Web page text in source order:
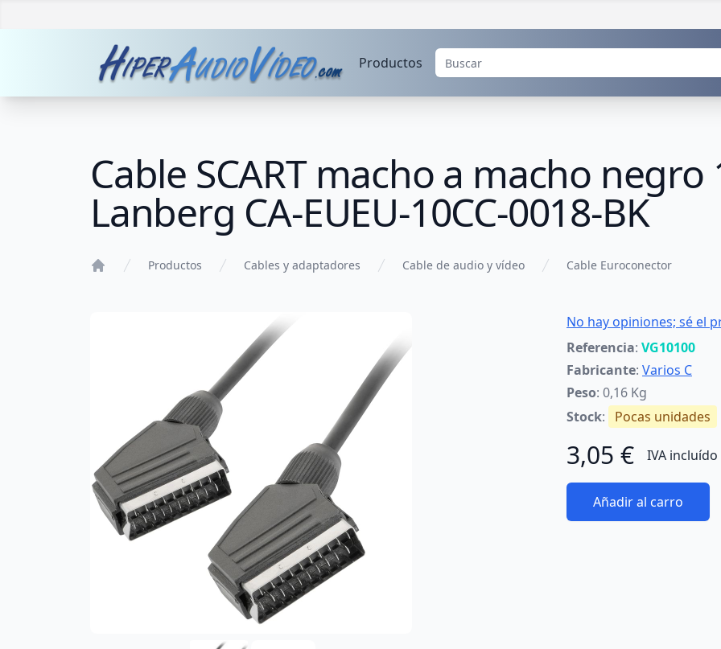
Productos
Cable SCART macho a macho
Lanberg CA-EUEU-10CC-0018-BK
Productos Cables y adaptadores Cable de audio y vídeo Cable Euroconector
No hay opiniones; sé el
Referencia: VG10100
Fabricante: Varios C
Peso: 0,16 Kg
Stock: Pocas unidades
3,05 € IVA incluído
Añadir al carro